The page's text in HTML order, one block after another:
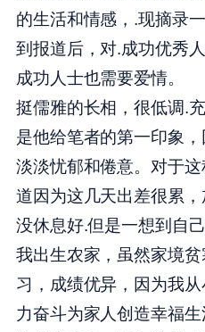
的生活和情感，.现摘录
到报道后，对.成功优秀
成功人士也需要爱情。
挺儒雅的长相，很低调.
是他给笔者的第一印象
淡淡忧郁和倦意。对于
道因为这几天出差很累
没休息好.但是一想到自
我出生农家，虽然家境
习，成绩优异，因为我
力奋斗为家人创造幸福